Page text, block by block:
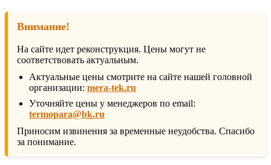
Внимание!
На сайте идет реконструкция. Цены могут не
соответствовать актуальным.
Актуальные цены смотрите на сайте нашей головной
организации: mera-tek.ru
Уточняйте цены у менеджеров по email:
termopara@bk.ru
Приносим извинения за временные неудобства. Спасибо
за понимание.